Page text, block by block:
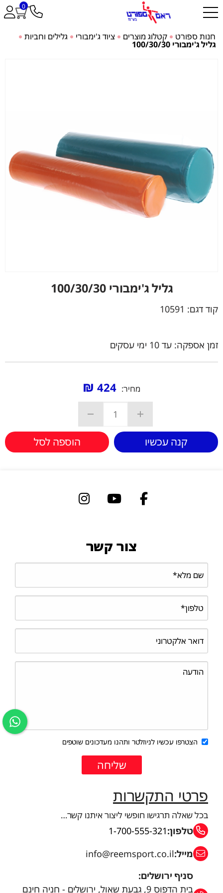
0
חנות ספורט קטלוג מוצרים ציוד ג'ימבורי גלילים וחביות
גליל ג'ימבורי 100/30/30
גליל ג'ימבורי 100/30/30
קוד דגם: 10591
זמן אספקה: עד 10 ימי עסקים
מחיר: 424
₪
קנה עכשיו הוספה לסל
צור קשר
הצטרפו עכשיו לניוזלטר ותהנו מעדכונים שוטפים
פרטי התקשרות
בכל שאלה תרגישו חופשי ליצור איתנו קשר…
טלפון:1-700-555-321
מייל:info@reemsport.co.il
סניף ירושלים:
בית הדפוס 9, גבעת שאול, ירושלים - חניה חינם